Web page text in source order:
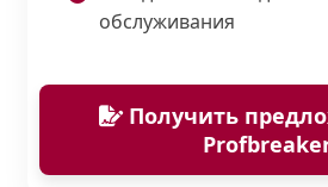
обслуживания
Получить